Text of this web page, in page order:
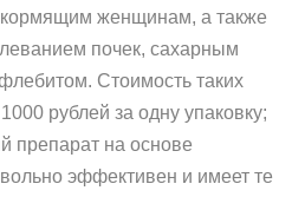
женщинам, а также
почек, сахарным
Стоимость таких
рублей за одну упаковку;
препарат на основе
эффективен и имеет те